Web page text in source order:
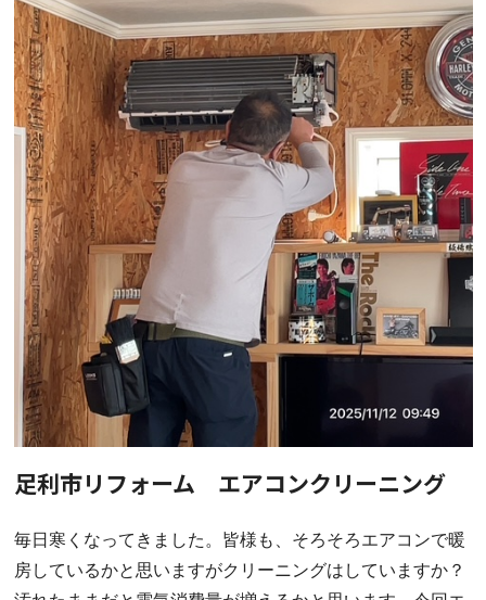
足利市リフォーム エアコンクリーニング
毎日寒くなってきました。皆様も、そろそろエアコンで暖
房しているかと思いますがクリーニングはしていますか？